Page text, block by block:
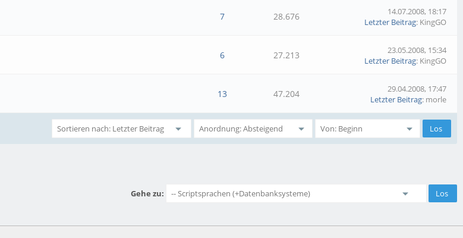
7 28.676
14.07.2008, 18:17
Letzter Beitrag: KingGO
6 27.213
23.05.2008, 15:34
Letzter Beitrag: KingGO
13 47.204
29.04.2008, 17:47
Letzter Beitrag: morle
Gehe zu: